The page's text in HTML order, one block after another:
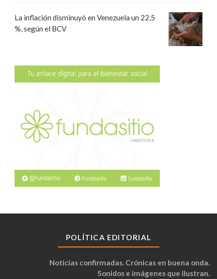
La inflación disminuyó en Venezuela un 22,5
%, según el BCV
POLÍTICA EDITORIAL
Noticias confirmadas. Crónicas en buena onda.
Sonidos e imágenes que ilustran.